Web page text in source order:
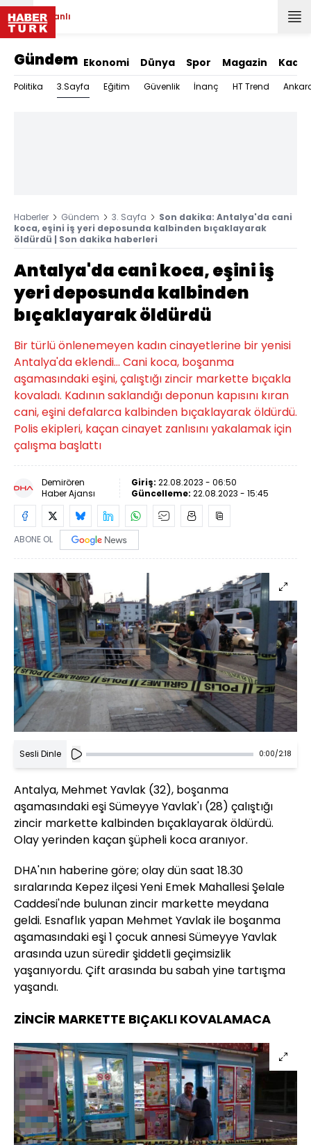
Canlı
Gündem Ekonomi Dünya Spor Magazin Kadın
Politika 3.Sayfa Eğitim Güvenlik İnanç HT Trend
Haberler Gündem 3. Sayfa
Son dakika: Antalya'da cani
koca, eşini iş yeri deposunda kalbinden bıçaklayarak
öldürdü | Son dakika haberleri
Antalya'da cani koca, eşini iş
yeri deposunda kalbinden
bıçaklayarak öldürdü
Bir türlü önlenemeyen kadın cinayetlerine bir yenisi
Antalya'da eklendi... Cani koca, boşanma
aşamasındaki eşini, çalıştığı zincir markette bıçakla
kovaladı. Kadının saklandığı deponun kapısını kıran
cani, eşini defalarca kalbinden bıçaklayarak öldürdü.
Polis ekipleri, kaçan cinayet zanlısını yakalamak için
çalışma başlattı
Demirören
Haber Ajansı
Giriş: 22.08.2023 - 06:50
Güncelleme: 22.08.2023 - 15:45
ABONE OL
Sesli Dinle 0:00/2:18
Antalya, Mehmet Yavlak (32), boşanma
aşamasındaki eşi Sümeyye Yavlak'ı (28) çalıştığı
zincir markette kalbinden bıçaklayarak öldürdü.
Olay yerinden kaçan şüpheli koca aranıyor.
DHA'nın haberine göre; olay dün saat 18.30
sıralarında Kepez ilçesi Yeni Emek Mahallesi Şelale
Caddesi'nde bulunan zincir markette meydana
geldi. Esnaflık yapan Mehmet Yavlak ile boşanma
aşamasındaki eşi 1 çocuk annesi Sümeyye Yavlak
arasında uzun süredir şiddetli geçimsizlik
yaşanıyordu. Çift arasında bu sabah yine tartışma
yaşandı.
ZİNCİR MARKETTE BIÇAKLI KOVALAMACA